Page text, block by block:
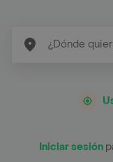
Iniciar sesión